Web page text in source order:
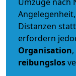
Distanzen
erfordern
Organisation
reibungslos